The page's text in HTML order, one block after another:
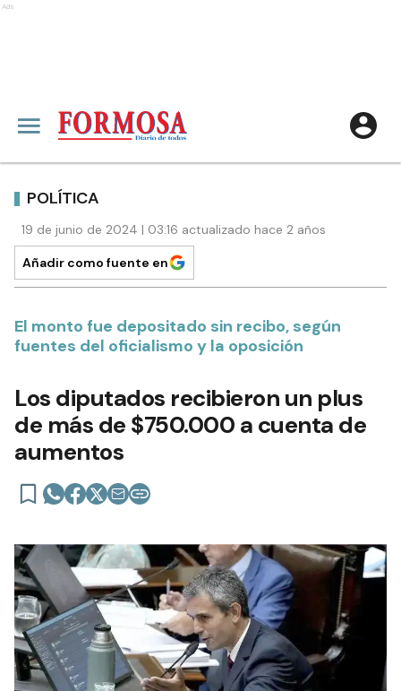
Ads
POLÍTICA
19 de junio de 2024 | 03:16 actualizado hace 2 años
Añadir como fuente en
El monto fue depositado sin recibo, según
fuentes del oficialismo y la oposición
Los diputados recibieron un plus
de más de $750.000 a cuenta de
aumentos